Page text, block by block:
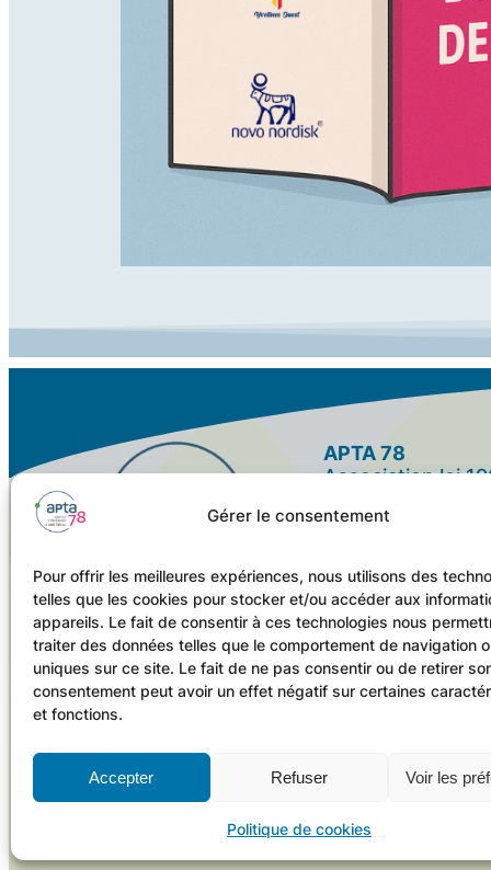
Gérer le consentement
Pour offrir les meilleures expériences, nous utilisons des
telles que les cookies pour stocker et/ou accéder aux
appareils. Le fait de consentir à ces technologies nous
traiter des données telles que le comportement de navigation
uniques sur ce site. Le fait de ne pas consentir ou de retirer
consentement peut avoir un effet négatif sur certaines
et fonctions.
Accepter Refuser Voir les
Politique de cookies
Facebook
APTA 78
Association loi
78150 LE
N° Siret 838 810